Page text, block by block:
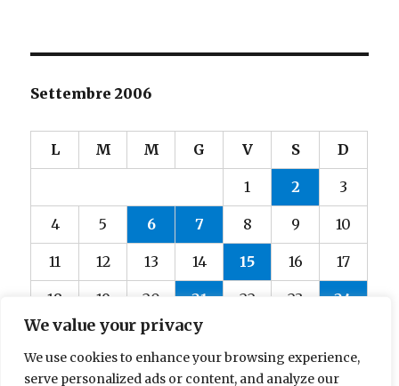
We value your privacy
We use cookies to enhance your browsing experience,
serve personalized ads or content, and analyze our
Settembre 2006
L M M G V S D
1 2 3
4 5 6 7 8 9 10
11 12 13 14 15 16 17
18 19 20 21 22 23 24
25 26 27 28
« Ago Ott »